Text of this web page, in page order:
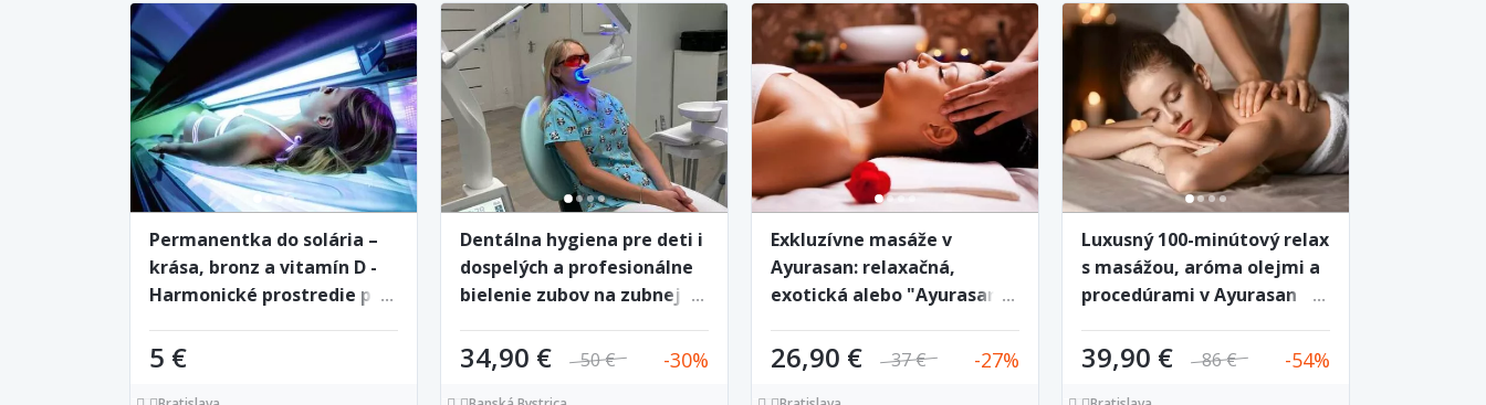
Permanentka do solária –
krása, bronz a vitamín D -
Harmonické prostredie pre
5 €
Dentálna hygiena pre deti i
dospelých a profesionálne
bielenie zubov na zubnej
34,90 € 50 € 30
Exkluzívne masáže v
Ayurasan: relaxačná,
exotická alebo "Ayurasan
26,90 € 37 € 27
Luxusný 100-minútový relax
s masážou, aróma olejmi a
procedúrami v Ayurasan
39,90 € 86 € 54